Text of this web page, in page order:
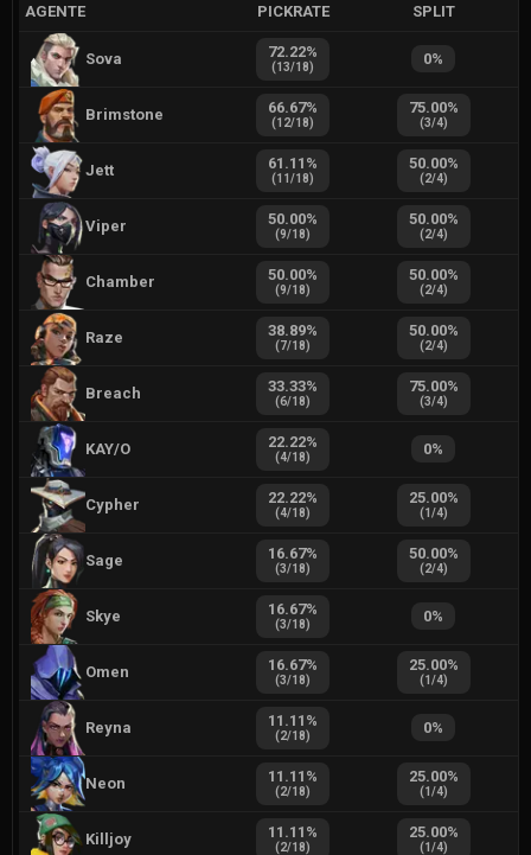
AGENTE PICKRATE SPLIT
Sova 72.22%
(13/18) 0%
Brimstone 66.67%
(12/18)
75.00%
(3/4)
Jett 61.11 %
(11/18)
50.00%
(2/4)
Viper 50.00%
(9/18)
50.00%
(2/4)
Chamber 50.00%
(9/18)
50.00%
(2/4)
Raze 38.89%
(7/18)
50.00%
(2/4)
Breach 33.33%
(6/18)
75.00%
(3/4)
KAY/O 22.22%
(4/18) 0%
Cypher 22.22%
(4/18)
25.00%
(1/4)
Sage 16.67%
(3/18)
50.00%
(2/4)
Skye 16.67%
(3/18) 0%
Omen 16.67%
(3/18)
25.00%
(1/4)
Reyna 11.11 %
(2/18) 0%
Neon 11.11 %
(2/18)
25.00%
(1/4)
Killjoy 11.11 %
(2/18)
25.00%
(1/4)